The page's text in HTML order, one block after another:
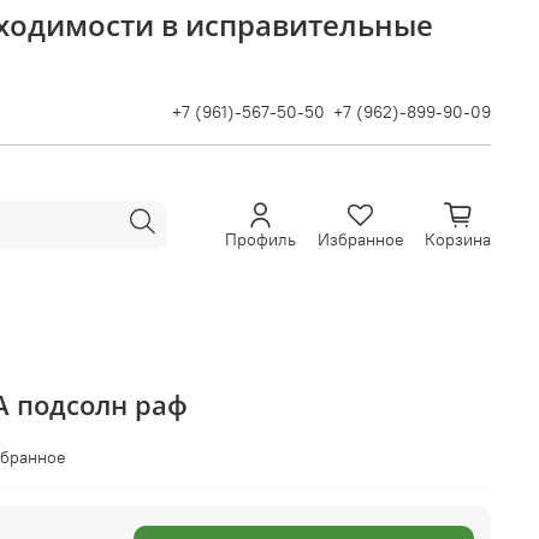
в исправительные
+7 (961)-567-50-50 +7 (962)-899-90-09
Профиль Избранное Корзина
подсолн раф